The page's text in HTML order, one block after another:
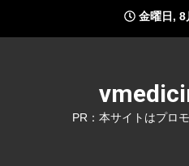
content
金曜日,
PR：本サイトはプロ